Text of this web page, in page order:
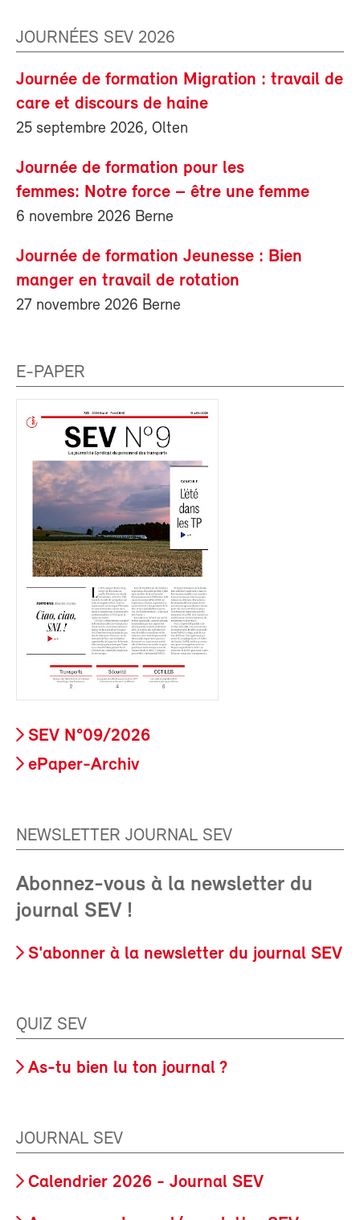
JOURNÉES SEV 2026
Journée de formation Migration : travail de
care et discours de haine
25 septembre 2026, Olten
Journée de formation pour les
femmes: Notre force – être une femme
6 novembre 2026 Berne
Journée de formation Jeunesse : Bien
manger en travail de rotation
27 novembre 2026 Berne
E-PAPER
SEV N°09/2026
ePaper-Archiv
NEWSLETTER JOURNAL SEV
Abonnez-vous à la newsletter du
journal SEV !
S'abonner à la newsletter du journal SEV
QUIZ SEV
As-tu bien lu ton journal ?
JOURNAL SEV
Calendrier 2026 - Journal SEV